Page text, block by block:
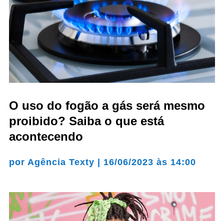
O uso do fogão a gás será mesmo
proibido? Saiba o que está
acontecendo
por Agência Texty | 16/06/2023 às 14:00